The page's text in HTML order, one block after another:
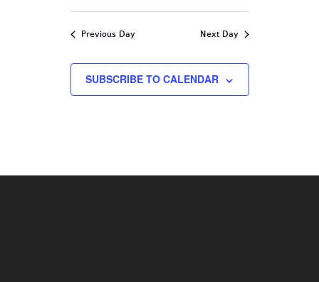
Previous Day Next Day
SUBSCRIBE TO CALENDAR